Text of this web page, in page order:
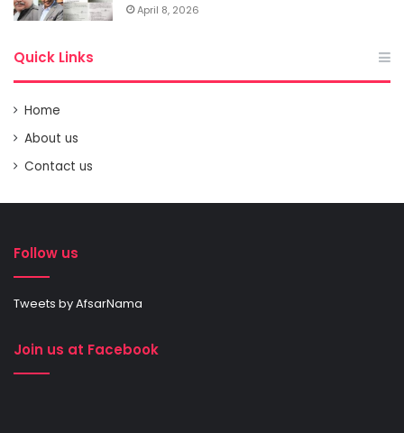
April 8, 2026
Quick Links
Home
About us
Contact us
Follow us
Tweets by AfsarNama
Join us at Facebook